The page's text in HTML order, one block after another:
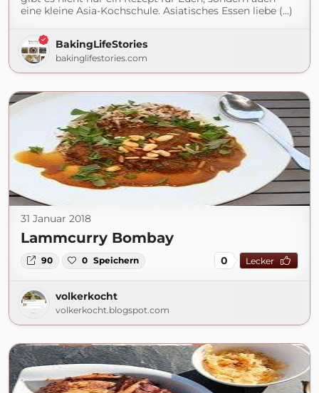
eine kleine Asia-Kochschule. Asiatisches Essen liebe (...)
BakingLifeStories
bakinglifestories.com
31 Januar 2018
Lammcurry Bombay
90 0 Speichern 0 Lecker
volkerkocht
volkerkocht.blogspot.com